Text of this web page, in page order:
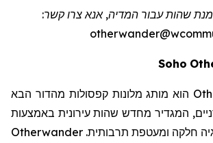
שהותעבור המדיה, אנא צרו קשר:
Soho
הוא מותג מלונות קפסולות מהדור הבא
המגדיר מחדש שהות עירונית באמצעות
חלקה ומעטפת תרבותית. Otherwander